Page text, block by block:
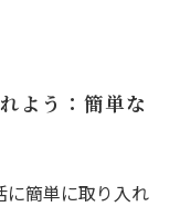
よう：簡単な
に簡単に取り入れ